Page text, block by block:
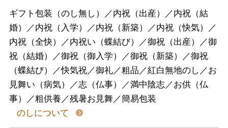
ギフト包装（のし無し）／内祝（出産）／内祝（結
婚）／内祝（入学）／内祝（新築）／内祝（快気）／
内祝（全快）／内祝い（蝶結び）／御祝（出産）／御
祝（結婚）／御祝（御入学）／御祝（新築）／御祝
（蝶結び）／快気祝／御礼／粗品／紅白無地のし／お
見舞い（病気）／志（仏事）／満中陰志／お供（仏
事）／粗供養／残暑お見舞／簡易包装
のしについて